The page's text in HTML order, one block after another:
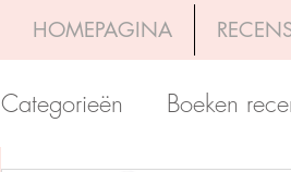
HOMEPAGINA
Categorieën Boeken